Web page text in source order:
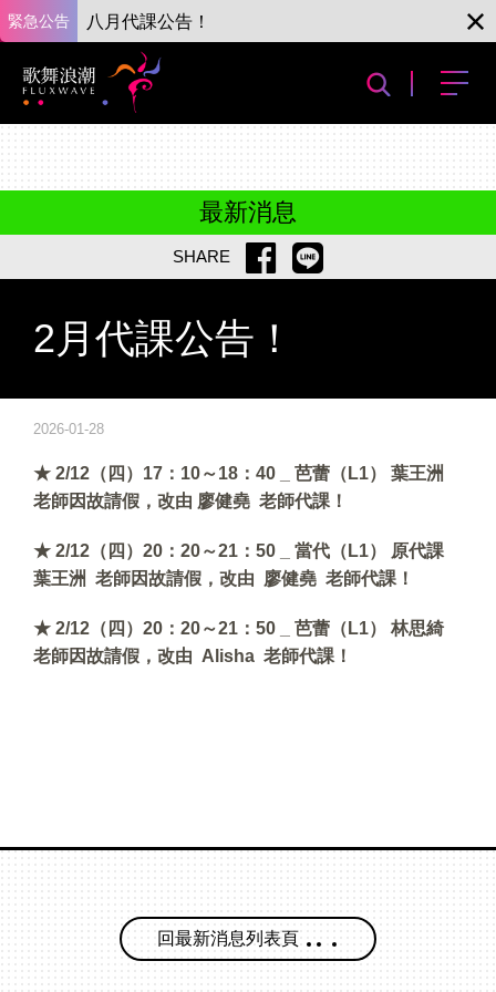
緊急公告 八月代課公告！
最新消息
SHARE
2月代課公告！
2026-01-28
★ 2/12（四）17：10～18：40 _ 芭蕾（L1） 葉王洲
老師因故請假，改由 廖健堯 老師代課！
★ 2/12（四）20：20～21：50 _ 當代（L1） 原代課
葉王洲 老師因故請假，改由 廖健堯 老師代課！
★ 2/12（四）20：20～21：50 _ 芭蕾（L1） 林思綺
老師因故請假，改由 Alisha 老師代課！
回最新消息列表頁